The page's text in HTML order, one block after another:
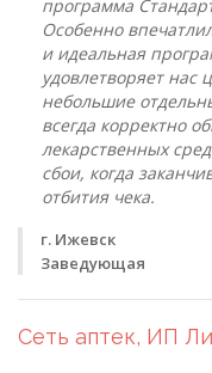
программа
Особенно
и идеальная
удовлетворяет нас
небольшие
всегда корректно
лекарственных
сбои, когда
отбития чека.
г. Ижевск
Заведующая
Сеть аптек, ИП